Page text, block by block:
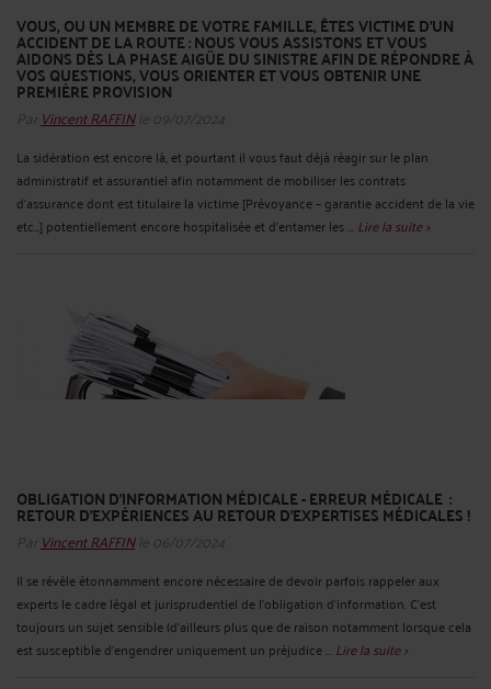
VOUS, OU UN MEMBRE DE VOTRE FAMILLE, ÊTES VICTIME D’UN
ACCIDENT DE LA ROUTE : NOUS VOUS ASSISTONS ET VOUS
AIDONS DÈS LA PHASE AIGÜE DU SINISTRE AFIN DE RÉPONDRE À
VOS QUESTIONS, VOUS ORIENTER ET VOUS OBTENIR UNE
PREMIÈRE PROVISION
Par Vincent RAFFINle 09/07/2024
La sidération est encore là, et pourtant il vous faut déjà réagir sur le plan
administratif et assurantiel afin notamment de mobiliser les contrats
d’assurance dont est titulaire la victime [Prévoyance – garantie accident de la vie
etc…] potentiellement encore hospitalisée et d’entamer les ... Lire la suite >
OBLIGATION D’INFORMATION MÉDICALE - ERREUR MÉDICALE :
RETOUR D’EXPÉRIENCES AU RETOUR D’EXPERTISES MÉDICALES !
Par Vincent RAFFINle 06/07/2024
Il se révèle étonnamment encore nécessaire de devoir parfois rappeler aux
experts le cadre légal et jurisprudentiel de l’obligation d’information. C’est
toujours un sujet sensible (d’ailleurs plus que de raison notamment lorsque cela
est susceptible d'engendrer uniquement un préjudice ... Lire la suite >